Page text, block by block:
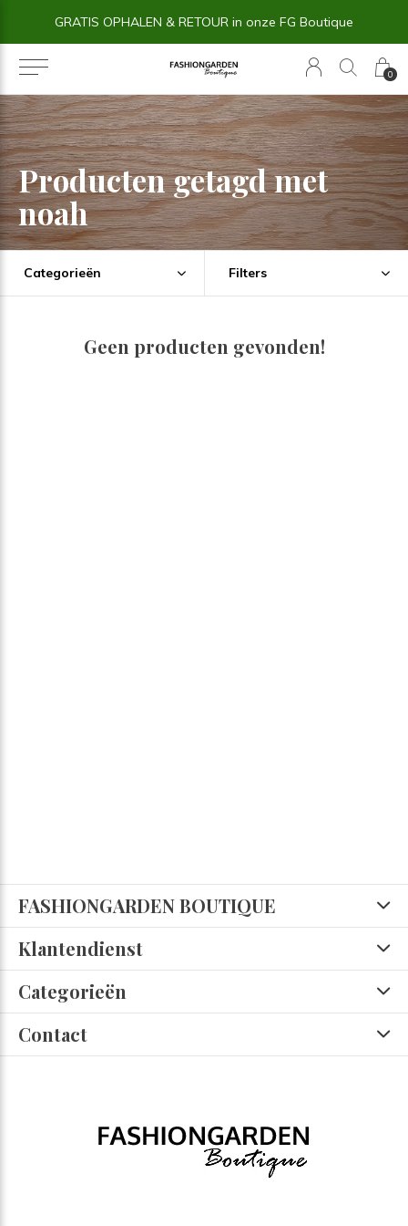
0
GRATIS OPHALEN & RETOUR in onze FG Boutique
Producten getagd met
noah
Categorieën Filters
Geen producten gevonden!
FASHIONGARDEN BOUTIQUE
Klantendienst
Categorieën
Contact